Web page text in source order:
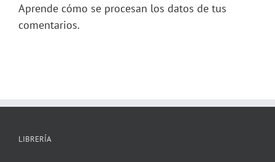
Aprende cómo se procesan los datos de tus
comentarios.
LIBRERÍA